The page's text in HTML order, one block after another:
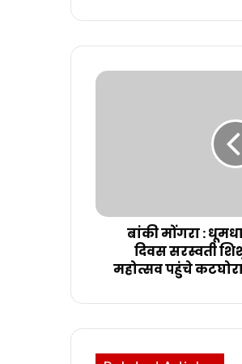
बांकी मोंगरा :
दिवस सरस्वती
महोत्सव पहुंचे